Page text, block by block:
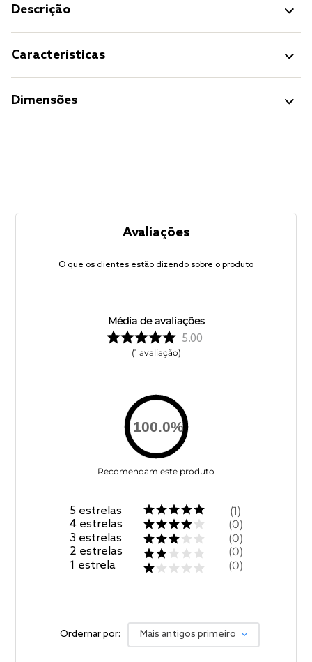
Descrição
Características
Dimensões
Avaliações
O que os clientes estão dizendo sobre o produto
Média de avaliações
5.00
1 avaliação
100.0%
Recomendam este produto
5 estrelas
4 estrelas
3 estrelas
2 estrelas
1 estrela
1
0
0
0
0
Ordernar por: Mais antigos primeiro